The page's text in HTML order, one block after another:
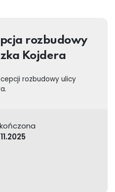
rozbudowy
Kojdera
rozbudowy ulicy